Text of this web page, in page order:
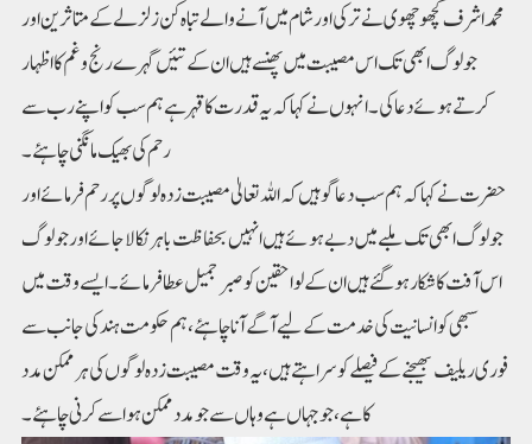
محمد اشرف کچھوچھوی نے ترکی اور شام میں آنے والے تباہ کن زلزلے کے متاثرین اور
جو لوگ ابھی تک اس مصیبت میں پھنسے ہیں ان کے تئیں گہرے رنج و غم کا اظہار
کرتے ہوئے دعا کی۔انہوں نے کہا کہ یہ قدرت کا قہر ہے ہم سب کو اپنے رب سے
رحم کی بھیک مانگنی چاہئے۔
حضرت نے کہا کہ ہم سب دعاگو ہیں کہ اللہ تعالیٰ مصیبت زدہ لوگوں پر رحم فرمائے اور
جو لوگ ابھی تک ملبے میں دبے ہوئے ہیں انہیں بحفاظت باہر نکالا جائے اورجو لوگ
اس آفت کا شکار ہوگئے ہیں ان کے لواحقین کو صبر جمیل عطا فرمائے۔ ایسے وقت میں
سبھی کو انسانیت کی خدمت کے لیے آگے آنا چاہئے، ہم حکومت ہند کی جانب سے
فوری ریلیف بھیجنے کے فیصلے کو سراہتے ہیں، یہ وقت مصیبت زدہ لوگوں کی ہر ممکن مدد
کا ہے، جو جہاں ہے وہاں سے جو مدد ممکن ہو اسے کرنی چاہئے۔